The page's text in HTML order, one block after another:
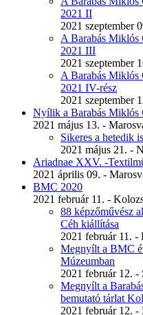
2021 II
2021 szeptember
A Barabás Miklós
2021 III
2021 szeptember
A Barabás Miklós
2021 IV-rész
2021 szeptember
Nyílik a Barabás Miklós
2021 május 13. -
Sikeres a hetedik is
2021 május 21. -
Ariadnae XXV. -
2021 április 09. -
BMC 2020
2021 február 11. -
88 képzőművész
Céh kiállítása
2021 február 11.
Megnyílt a BMC
Múzeumban
2021 február 12. -
Megnyílt a
bemutató tárlat
2021 február 12. -